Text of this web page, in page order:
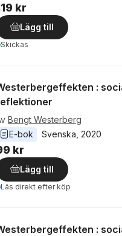
kr
Lägg till
Skickas
:
Bengt Westerberg
E-bok
Svenska 2020
kr
Lägg till
Läs direkt efter köp
: